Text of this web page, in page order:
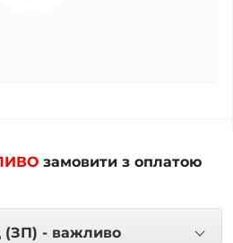
замовити з оплатою
(ЗП) - важливо